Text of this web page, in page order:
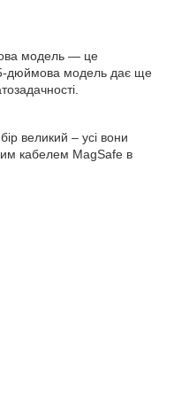
модель — це
дюймова модель дає ще
великий – усі вони
кабелем MagSafe в